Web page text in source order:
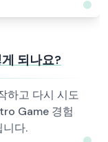
되나요?
하고 다시 시도
Game 경험
니다.